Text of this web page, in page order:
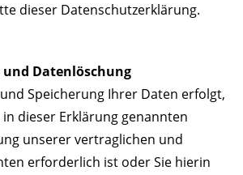
dieser Datenschutzerklärung.
und Datenlöschung
Speicherung Ihrer Daten erfolgt,
dieser Erklärung genannten
unserer vertraglichen und
erforderlich ist oder Sie hierin